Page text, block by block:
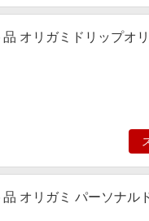
オリガミドリップオ
オリガミ パーソナル